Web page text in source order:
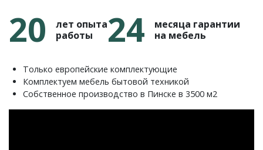
20
лет опыта
работы
24
месяца гарантии
на мебель
Только европейские комплектующие
Комплектуем мебель бытовой техникой
Собственное производство в Пинске в 3500 м2